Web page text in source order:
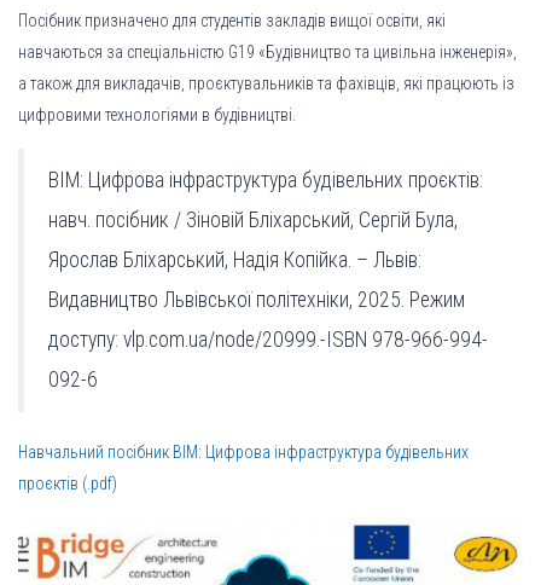
Посібник призначено для студентів закладів вищої освіти, які
навчаються за спеціальністю G19 «Будівництво та цивільна інженерія»,
а також для викладачів, проєктувальників та фахівців, які працюють із
цифровими технологіями в будівництві.
BIM: Цифрова інфраструктура будівельних проєктів:
навч. посібник / Зіновій Бліхарський, Сергій Була,
Ярослав Бліхарський, Надія Копійка. – Львів:
Видавництво Львівської політехніки, 2025. Режим
доступу: vlp.com.ua/node/20999.-ІSBN 978-966-994-
092-6
Навчальний посібник BIM: Цифрова інфраструктура будівельних
проєктів (.pdf)